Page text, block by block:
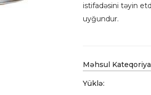
istifadəsini təyin
uyğundur.
Məhsul
Yüklə: